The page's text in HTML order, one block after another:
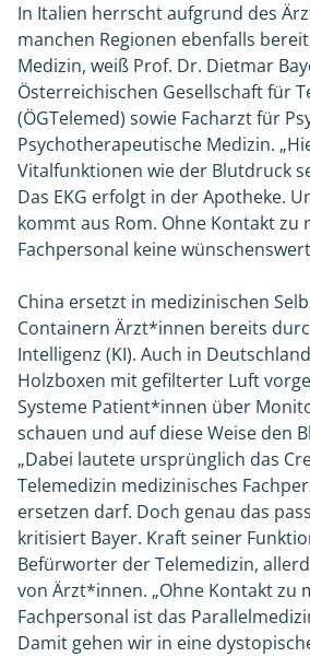
In Italien herrscht aufgrund des
manchen Regionen ebenfalls
Medizin, weiß Prof. Dr. Dietmar
Österreichischen Gesellschaft für
(ÖGTelemed) sowie Facharzt für
Psychotherapeutische Medizin.
Vitalfunktionen wie der Blutdruck
Das EKG erfolgt in der Apotheke.
kommt aus Rom. Ohne Kontakt zu
Fachpersonal keine
China ersetzt in medizinischen
Containern Ärzt*innen bereits
Intelligenz (KI). Auch in
Holzboxen mit gefilterter Luft
Systeme Patient*innen über
schauen und auf diese Weise den
„Dabei lautete ursprünglich das
Telemedizin medizinisches
ersetzen darf. Doch genau das
kritisiert Bayer. Kraft seiner
Befürworter der Telemedizin,
von Ärzt*innen. „Ohne Kontakt zu
Fachpersonal ist das
Damit gehen wir in eine